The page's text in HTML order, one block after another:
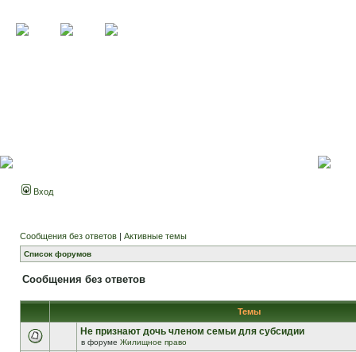
Вход
Сообщения без ответов | Активные темы
Список форумов
Сообщения без ответов
Темы
Не признают дочь членом семьи для субсидии
в форуме Жилищное право